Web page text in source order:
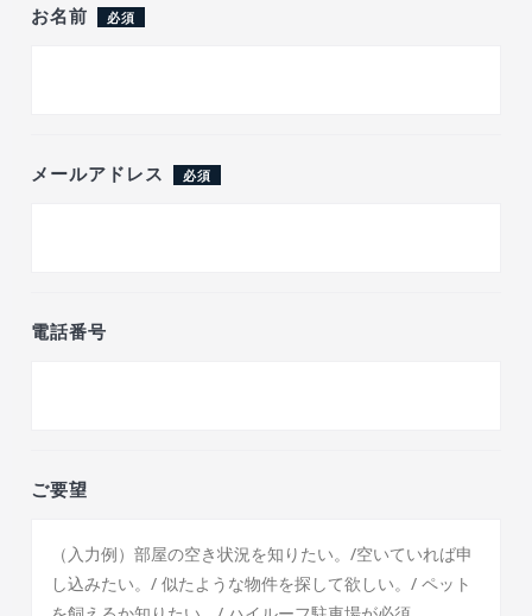
お名前 必須
メールアドレス 必須
電話番号
ご要望